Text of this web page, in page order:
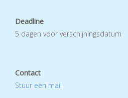
Deadline
5 dagen voor verschijningsdatum
Contact
Stuur een mail